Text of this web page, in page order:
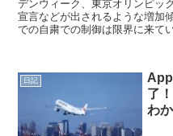
デンウィーク、東京オリンピッ
宣言などが出されるような増加
での自粛での制御は限界に来て
日記
了
わ